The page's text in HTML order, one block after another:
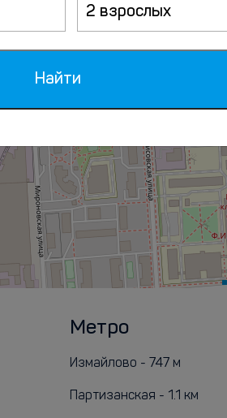
Метро
Измайлово - 747 м
Партизанская - 1.1 км
2 взрослых
Найти